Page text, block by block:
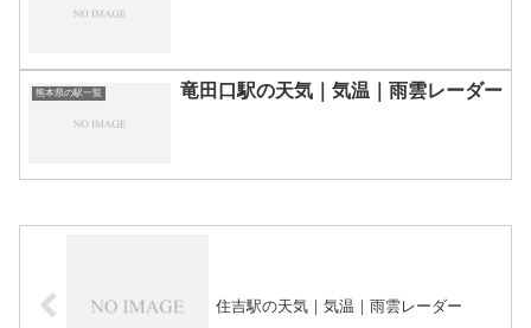
熊本県の駅一覧 竜田口駅の天気｜気温｜雨雲レーダー
住吉駅の天気｜気温｜雨雲レーダー